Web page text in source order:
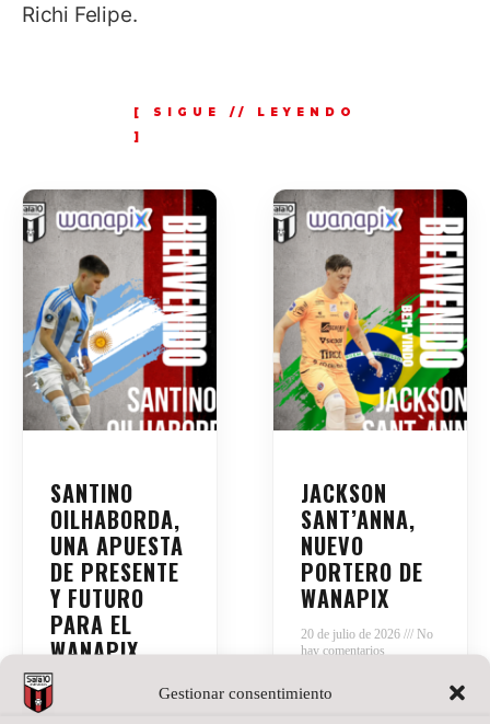
Gestionar consentimiento
Richi Felipe.
SANTINO
OILHABORDA,
UNA APUESTA
DE PRESENTE
Y FUTURO
PARA EL
WANAPIX
27 de julio de 2026
No
hay comentarios
JACKSON
SANT’ANNA,
NUEVO
PORTERO DE
WANAPIX
20 de julio de 2026
No
hay comentarios
La portería del